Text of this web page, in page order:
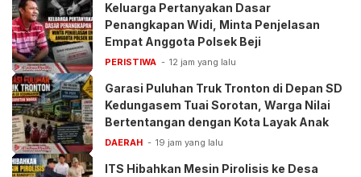
Keluarga Pertanyakan Dasar
Penangkapan Widi, Minta Penjelasan
Empat Anggota Polsek Beji
PERISTIWA 12 jam yang lalu
Garasi Puluhan Truk Tronton di Depan SD
Kedungasem Tuai Sorotan, Warga Nilai
Bertentangan dengan Kota Layak Anak
DAERAH 19 jam yang lalu
ITS Hibahkan Mesin Pirolisis ke Desa